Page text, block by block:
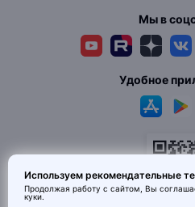
Мы в
Удобное
Используем рекомендательные
Продолжая работу с сайтом, Вы
куки.